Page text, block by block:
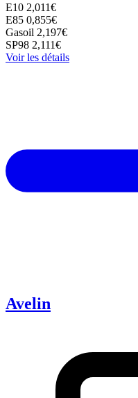
E10 2,011€
E85 0,855€
Gasoil 2,197€
SP98 2,111€
Voir les détails
Avelin